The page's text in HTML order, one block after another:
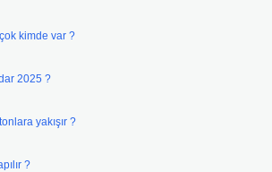
kimde var ?
2025 ?
yakışır ?
?